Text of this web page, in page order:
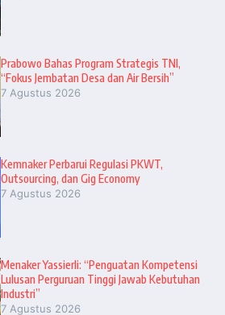
Prabowo Bahas Program Strategis TNI,
“Fokus Jembatan Desa dan Air Bersih”
7 Agustus 2026
Kemnaker Perbarui Regulasi PKWT,
Outsourcing, dan Gig Economy
7 Agustus 2026
Menaker Yassierli: “Penguatan Kompetensi
Lulusan Perguruan Tinggi Jawab Kebutuhan
Industri”
7 Agustus 2026